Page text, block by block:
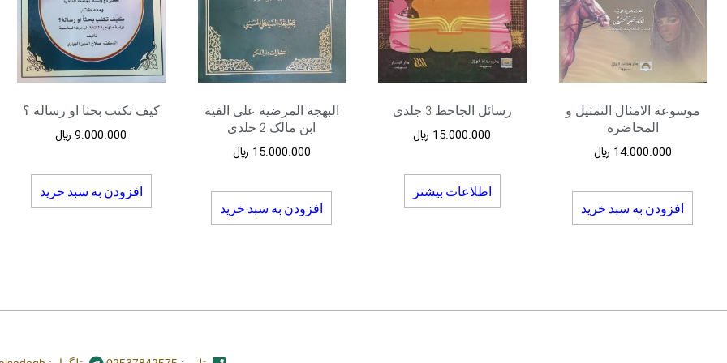
موسوعة الامثال التمثیل و
المحاضرة
14.000.000 ﷼
افزودن به سبد خرید
رسائل الجاحظ 3 جلدی
15.000.000 ﷼
اطلاعات بیشتر
البهجة المرضیة علی الفیة
ابن مالک 2 جلدی
15.000.000 ﷼
افزودن به سبد خرید
کیف تکتب بحثا او رسالة ؟
9.000.000 ﷼
افزودن به سبد خرید